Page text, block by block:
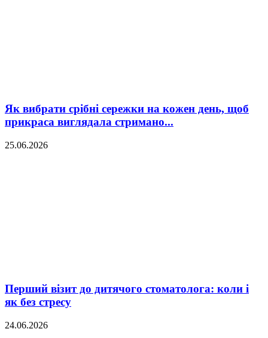
Як вибрати срібні сережки на кожен день, щоб
прикраса виглядала стримано...
25.06.2026
Перший візит до дитячого стоматолога: коли і
як без стресу
24.06.2026